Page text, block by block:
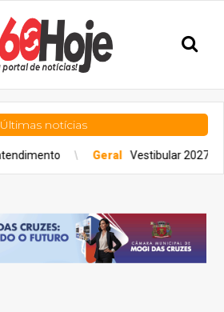
Últimas notícias
Geral Vestibular 2027: Fuvest lança